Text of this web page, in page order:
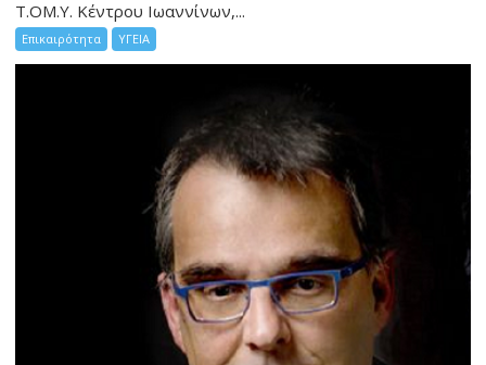
Τ.ΟΜ.Υ. Κέντρου Ιωαννίνων,...
Επικαιρότητα ΥΓΕΙΑ